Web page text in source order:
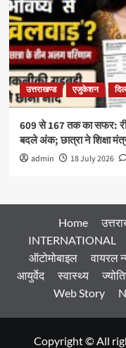
उत्तराखण्ड एजुकेशन
609 से 167 तक का सफर: री-
बदले अंक; छात्रा ने शिक्षा
admin 18 July 2026
Home
INTERNATIONAL
ऑटोमोबाइल
वायरल
आयुर्वेद
स्वास्थ्य
Web Story
Copyright © All